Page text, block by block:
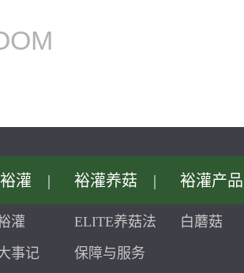
灌 |
灌
事记
裕灌养菇 |
ELITE养菇法
保障与服务
裕灌产品
白蘑菇